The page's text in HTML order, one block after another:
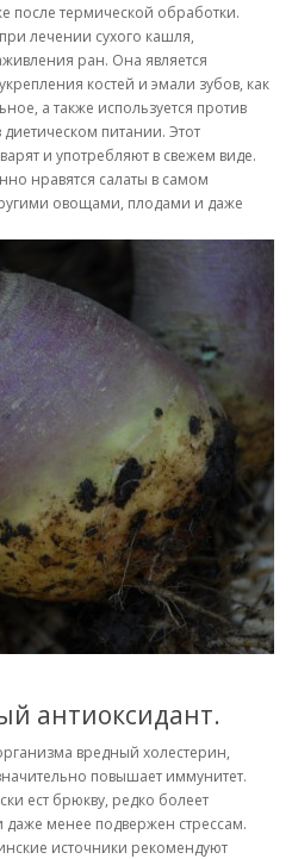
после термической обработки.
лечении сухого кашля,
ран. Она является
костей и эмали зубов, как
а также используется против
питании. Этот
и употребляют в свежем виде.
нравятся салаты в самом
овощами, плодами и даже
антиоксидант.
вредный холестерин,
повышает иммунитет.
ест брюкву, редко болеет
менее подвержен стрессам.
источники рекомендуют